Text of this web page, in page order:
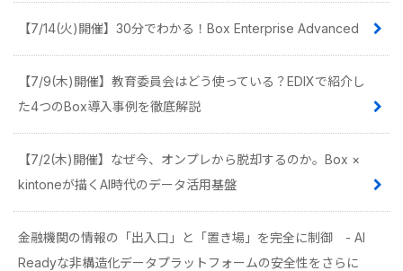
【7/14(火)開催】30分でわかる！Box Enterprise Advanced
【7/9(木)開催】教育委員会はどう使っている？EDIXで紹介し
た4つのBox導入事例を徹底解説
【7/2(木)開催】なぜ今、オンプレから脱却するのか。Box ×
kintoneが描くAI時代のデータ活用基盤
金融機関の情報の「出入口」と「置き場」を完全に制御 - AI
Readyな非構造化データプラットフォームの安全性をさらに